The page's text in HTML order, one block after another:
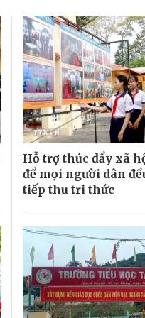
Hỗ trợ thúc đẩy xã
để mọi người dân
tiếp thu tri thức